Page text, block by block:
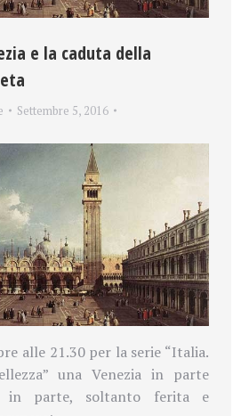
e la caduta della
Settembre 5, 2016
alle 21.30 per la serie “Italia.
una Venezia in parte
in parte, soltanto ferita e